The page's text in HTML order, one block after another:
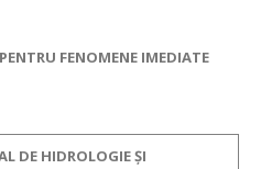
FENOMENE IMEDIATE
DE HIDROLOGIE ȘI